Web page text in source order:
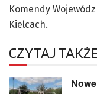
Komendy
Kielcach.
CZYTAJ